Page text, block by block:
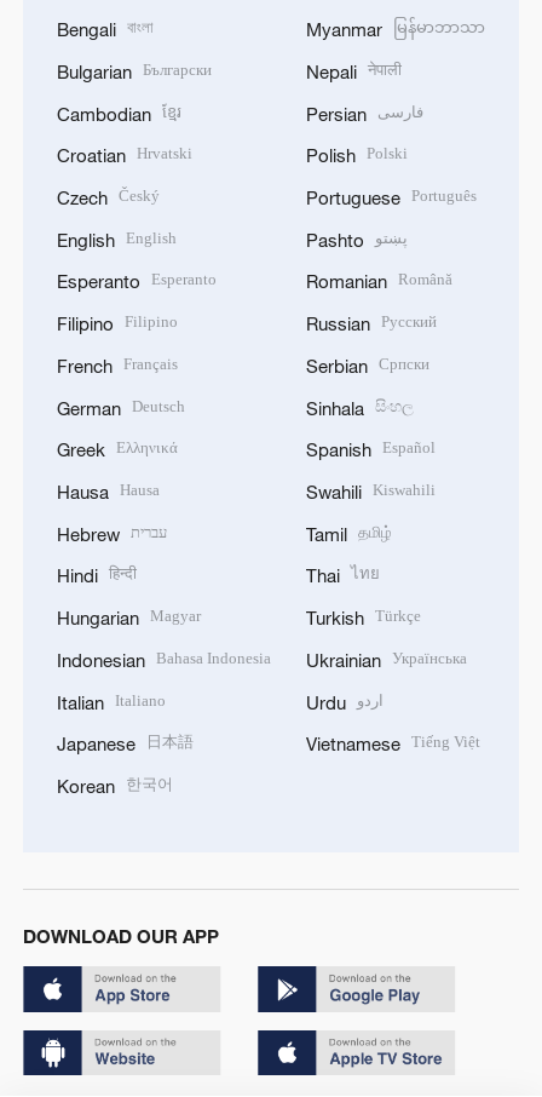
Bengali বাংলা
Bulgarian Български
Cambodian ខ្មែរ
Croatian Hrvatski
Czech Český
English English
Esperanto Esperanto
Filipino Filipino
French Français
German Deutsch
Greek Ελληνικά
Hausa Hausa
Hebrew עברית
Hindi हिन्दी
Hungarian Magyar
Indonesian Bahasa Indonesia
Italian Italiano
Japanese 日本語
Korean 한국어
Myanmar မြန်မာဘာသာ
Nepali नेपाली
Persian فارسی
Polish Polski
Portuguese Português
Pashto پښتو
Romanian Română
Russian Русский
Serbian Српски
Sinhala සිංහල
Spanish Español
Swahili Kiswahili
Tamil தமிழ்
Thai ไทย
Turkish Türkçe
Ukrainian Українська
Urdu اردو
Vietnamese Tiếng Việt
DOWNLOAD OUR APP